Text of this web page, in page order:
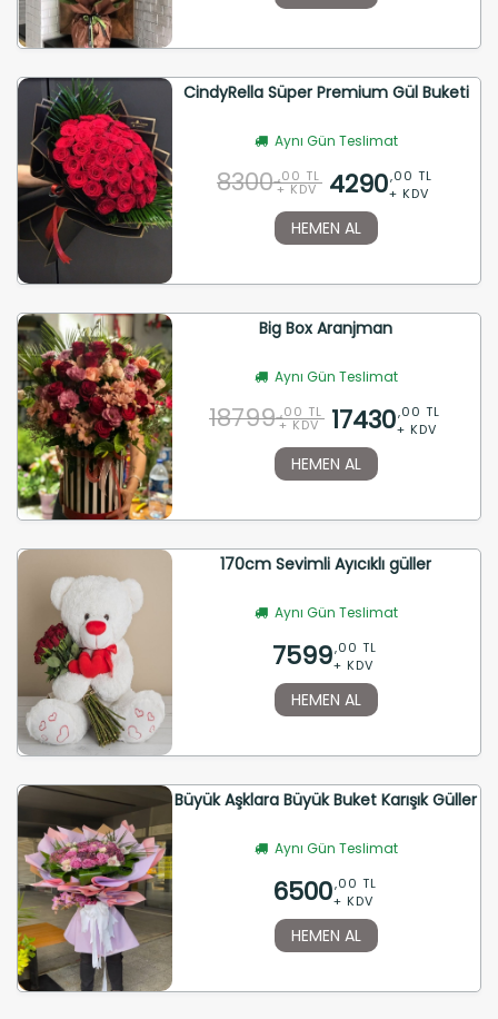
CindyRella Süper Premium Gül Buketi
Aynı Gün Teslimat
8300 ,00 TL
+ KDV 4290,00 TL
+ KDV
HEMEN AL
Big Box Aranjman
Aynı Gün Teslimat
18799 ,00 TL
+ KDV 17430,00 TL
+ KDV
HEMEN AL
170cm Sevimli Ayıcıklı güller
Aynı Gün Teslimat
7599,00 TL
+ KDV
HEMEN AL
Büyük Aşklara Büyük Buket Karışık Güller
Aynı Gün Teslimat
6500,00 TL
+ KDV
HEMEN AL